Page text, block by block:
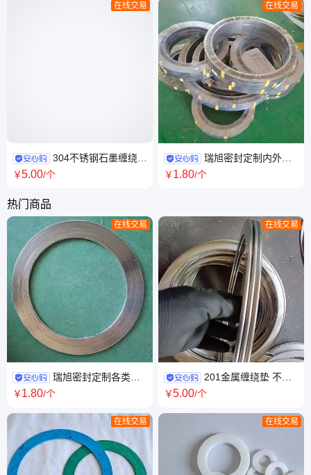
在线交易
304不锈钢石墨缠绕垫
片 超薄加大平垫圈 DIN125金
￥5.00/个
在线交易
瑞旭密封定制内外环
304金属包覆垫 定制加工异型
￥1.80/个
热门商品
在线交易
瑞旭密封定制各类不
锈钢缠绕垫片 钢制管法兰用金
￥1.80/个
在线交易
在线交易
201金属缠绕垫 不锈
钢石墨缠绕垫片 定制各类内外
￥5.00/个
在线交易